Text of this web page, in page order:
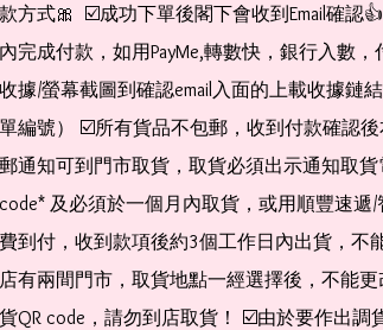
款方式🎀  ☑️成功下單後閣下會收到Email確認
內完成付款，如用PayMe,轉數快，銀行入數
收據/螢幕截圖到確認email入面的上載收據鏈
單編號） ☑️所有貨品不包郵，收到付款確認
郵通知可到門市取貨，取貨必須出示通知取貨
code* 及必須於一個月內取貨，或用順豐速遞
費到付，收到款項後約3個工作日內出貨，不
店有兩間門市，取貨地點一經選擇後，不能
貨QR code，請勿到店取貨！ ☑️由於要作出調